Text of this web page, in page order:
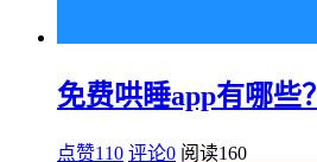
免费哄睡app有哪些？
点赞110 评论0 阅读160